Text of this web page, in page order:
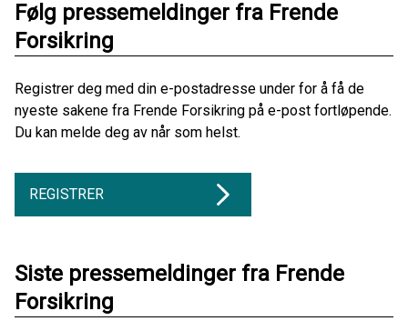
Følg pressemeldinger fra Frende
Forsikring
Registrer deg med din e-postadresse under for å få de
nyeste sakene fra Frende Forsikring på e-post fortløpende.
Du kan melde deg av når som helst.
REGISTRER
Siste pressemeldinger fra Frende
Forsikring